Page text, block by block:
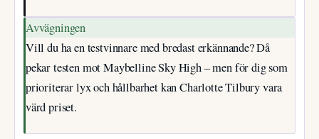
Avvägningen
Vill du ha en testvinnare med bredast erkännande? Då
pekar testen mot Maybelline Sky High – men för dig som
prioriterar lyx och hållbarhet kan Charlotte Tilbury vara
värd priset.